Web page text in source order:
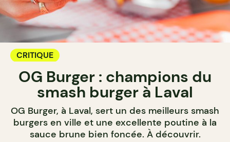
CRITIQUE
OG Burger : champions du
smash burger à Laval
OG Burger, à Laval, sert un des meilleurs smash
burgers en ville et une excellente poutine à la
sauce brune bien foncée. À découvrir.